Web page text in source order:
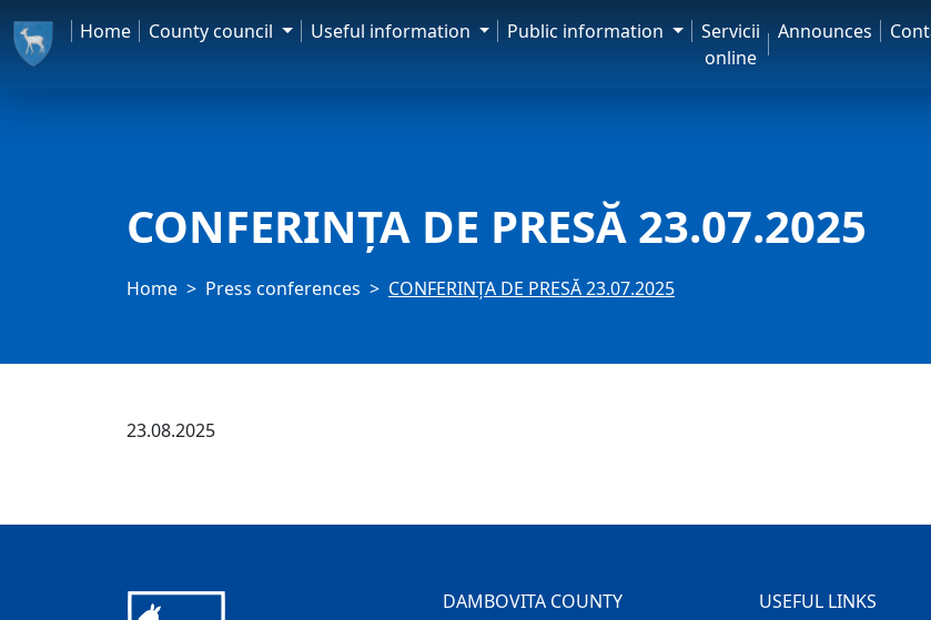
Home County council Useful information Public information
Servicii
online
Announces
CONFERINȚA DE PRESĂ 23.07.2025
Home Press conferences CONFERINȚA DE PRESĂ 23.07.2025
23.08.2025
DAMBOVITA COUNTY USEFUL LINKS